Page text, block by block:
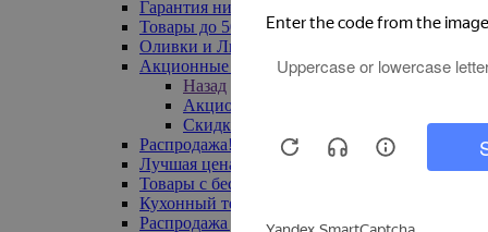
Гарантия низкой цены
Товары до 500 руб
Оливки и Лимоны
Акционные товары
Назад
Акционные товары
Скидка 20% по промокоду
Распродажа! Ульяновск до -70%
Лучшая цена
Товары с бесплатной доставкой
Кухонный текстиль
Распродажа до -50%